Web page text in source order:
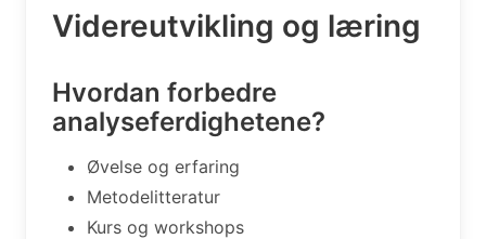
Videreutvikling og læring
Hvordan forbedre
analyseferdighetene?
Øvelse og erfaring
Metodelitteratur
Kurs og workshops